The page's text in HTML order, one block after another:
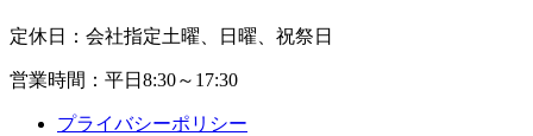
定休日：会社指定土曜、日曜、祝祭日
営業時間：平日8:30～17:30
プライバシーポリシー